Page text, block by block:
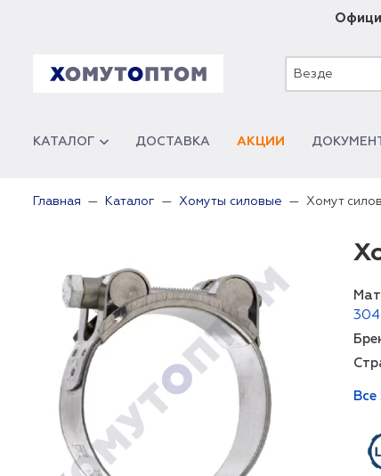
Везде
КАТАЛОГ ДОСТАВКА АКЦИИ
Главная Каталог Хомуты силовые Хомут
Все